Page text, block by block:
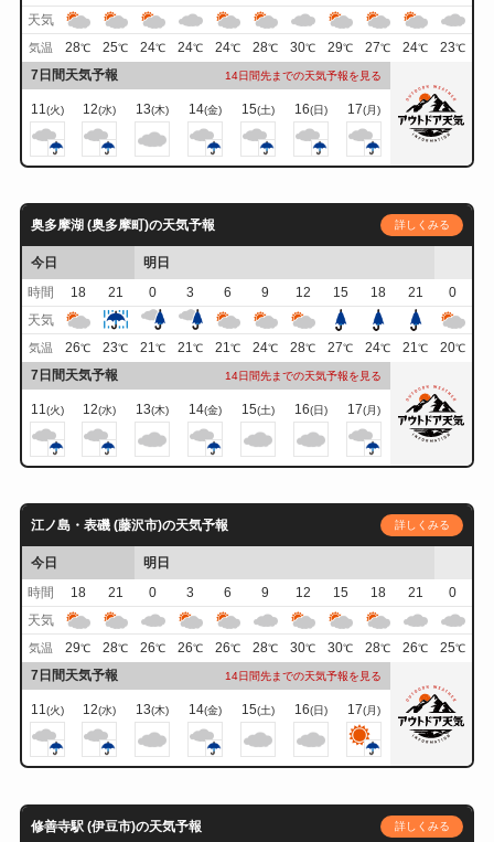
天気
気温 28℃ 25℃ 24℃ 24℃ 24℃ 28℃ 30℃ 29℃ 27℃ 24℃ 23℃
7日間天気予報 14日間先までの天気予報を見る
11(火) 12(水) 13(木) 14(金) 15(土) 16(日) 17(月)
奥多摩湖 (奥多摩町)の天気予報 詳しくみる
今日
明日
時間
18 21 0 3 6 9 12 15 18 21
0
天気
気温 26℃ 23℃ 21℃ 21℃ 21℃ 24℃ 28℃ 27℃ 24℃ 21℃ 20℃
7日間天気予報 14日間先までの天気予報を見る
11(火) 12(水) 13(木) 14(金) 15(土) 16(日) 17(月)
江ノ島・表磯 (藤沢市)の天気予報 詳しくみる
今日
明日
時間
18 21 0 3 6 9 12 15 18 21
0
天気
気温 29℃ 28℃ 26℃ 26℃ 26℃ 28℃ 30℃ 30℃ 28℃ 26℃ 25℃
7日間天気予報 14日間先までの天気予報を見る
11(火) 12(水) 13(木) 14(金) 15(土) 16(日) 17(月)
修善寺駅 (伊豆市)の天気予報 詳しくみる